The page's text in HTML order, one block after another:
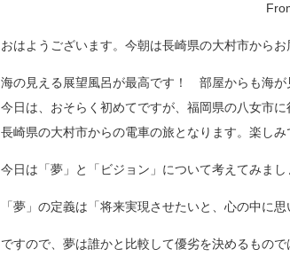
おはようございます。今朝は長崎県の大村市からお
海の見える展望風呂が最高です！ 部屋からも海が
今日は、おそらく初めてですが、福岡県の八女市に
長崎県の大村市からの電車の旅となります。楽しみ
今日は「夢」と「ビジョン」について考えてみまし
「夢」の定義は「将来実現させたいと、心の中に思
ですので、夢は誰かと比較して優劣を決めるもので